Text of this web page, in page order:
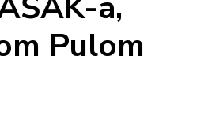
Pulom